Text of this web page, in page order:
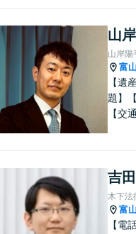
山
山岸陽
富
【遺
題】
【交
交渉
ます
談、
も。
吉
木下法
富
【電